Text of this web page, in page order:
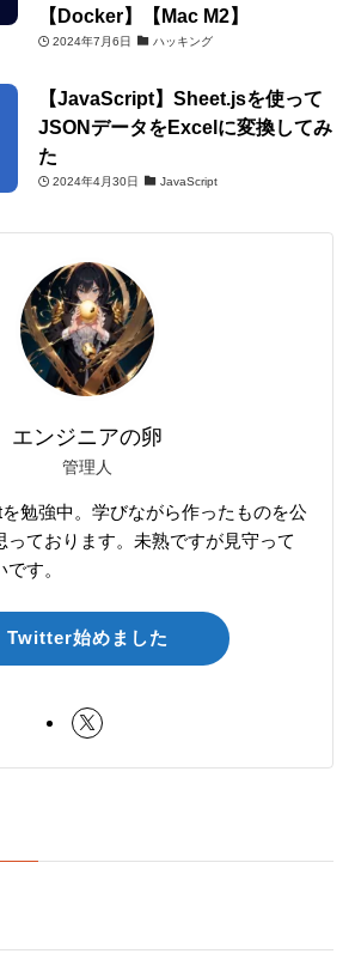
【Docker】【Mac M2】
2024年7月6日 ハッキング
【JavaScript】Sheet.jsを使って
JSONデータをExcelに変換してみ
た
2024年4月30日 JavaScript
エンジニアの卵
管理人
勉強中。学びながら作ったものを公
っております。未熟ですが見守って
す。
Twitter始めました